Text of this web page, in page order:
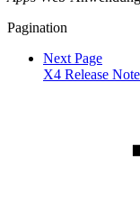
Pagination
Next Page
X4 Release